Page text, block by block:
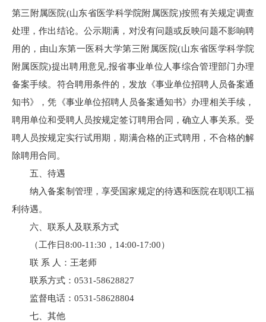
第三附属医院(山东省医学科学院附属医院)按照有关规定调查
处理，作出结论。公示期满，对没有问题或反映问题不影响聘
用的，由山东第一医科大学第三附属医院(山东省医学科学院
附属医院)提出聘用意见,报省事业单位人事综合管理部门办理
备案手续。符合聘用条件的，发放《事业单位招聘人员备案通
知书》，凭《事业单位招聘人员备案通知书》办理相关手续，
聘用单位和受聘人员按规定签订聘用合同，确立人事关系。受
聘人员按规定实行试用期，期满合格的正式聘用，不合格的解
除聘用合同。
五、待遇
纳入备案制管理，享受国家规定的待遇和医院在职职工福
利待遇。
六、联系人及联系方式
（工作日8:00-11:30，14:00-17:00）
联 系 人：王老师
联系方式：0531-58628827
监督电话：0531-58628804
七、其他